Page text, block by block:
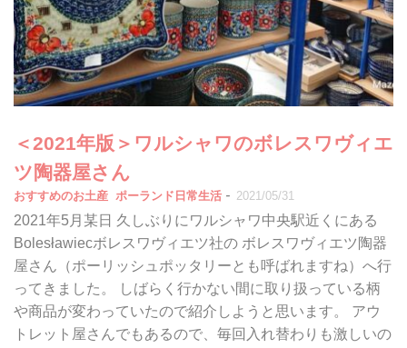
＜2021年版＞ワルシャワのボレスワヴィエ
ツ陶器屋さん
おすすめのお土産 ポーランド日常生活 - 2021/05/31
2021年5月某日 久しぶりにワルシャワ中央駅近くにある
Bolesławiecボレスワヴィエツ社の ボレスワヴィエツ陶器
屋さん（ポーリッシュポッタリーとも呼ばれますね）へ行
ってきました。 しばらく行かない間に取り扱っている柄
や商品が変わっていたので紹介しようと思います。 アウ
トレット屋さんでもあるので、毎回入れ替わりも激しいの